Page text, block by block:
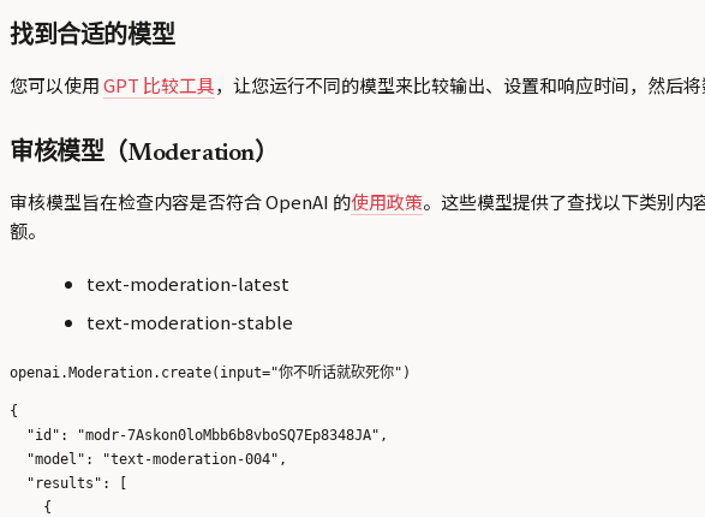
找到合适的模型
您可以使用GPT 比较工具，让您运行不同的模型来比较输出、设置和响应时间，然后将
审核模型（Moderation）
审核模型旨在检查内容是否符合 OpenAI 的使用政策。这些模型提供了查找以下类别
额。
text-moderation-latest
text-moderation-stable
{
  "id": "modr-7Askon0loMbb6b8vboSQ7Ep8348JA",
  "model": "text-moderation-004",
  "results": [
    {